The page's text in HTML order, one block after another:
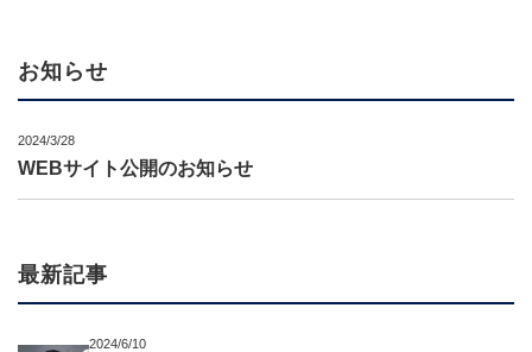
お知らせ
2024/3/28
WEBサイト公開のお知らせ
最新記事
2024/6/10